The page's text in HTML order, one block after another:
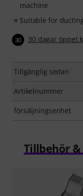
machine
Suitable for
30 30 dagar öppet
Tillgänglig sedan
Artikelnummer
försäljningsenhet
Tillbehör